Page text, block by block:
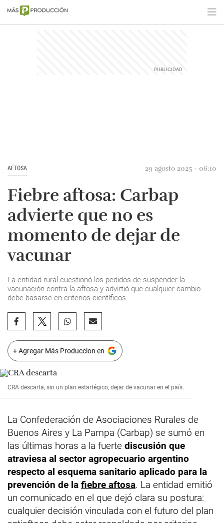
AFTOSA 29 agosto 2025 - 06:10
Fiebre aftosa: Carbap
advierte que no es
momento de dejar de
vacunar
La entidad rural cuestionó los pedidos de suspender la
vacunación contra la aftosa y advirtió que cualquier cambio
debe basarse en criterios científicos.
+ Agregar Más Produccion en
CRA descarta, sin un plan estartégico, dejar de vacunar en el país.
La Confederación de Asociaciones Rurales de
Buenos Aires y La Pampa (Carbap) se sumó en
las últimas horas a la fuerte discusión que
atraviesa al sector agropecuario argentino
respecto al esquema sanitario aplicado para la
prevención de la fiebre aftosa. La entidad emitió
un comunicado en el que dejó clara su postura:
cualquier decisión vinculada con el futuro del plan